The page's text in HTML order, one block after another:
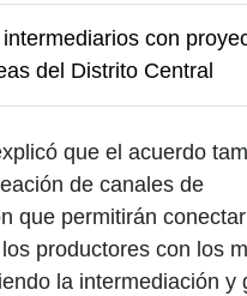
con
del Distrito Central
que el acuerdo
de canales de
que permitirán conectar
productores con los
la intermediación y